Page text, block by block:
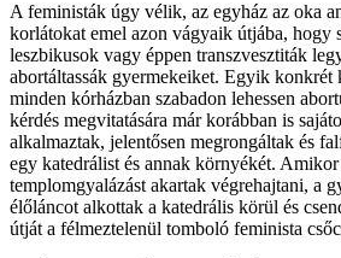
A feministák úgy vélik, az egyház az oka
korlátokat emel azon vágyaik útjába, hogy
leszbikusok vagy éppen transzvesztiták
abortáltassák gyermekeiket. Egyik konkrét
minden kórházban szabadon lehessen
kérdés megvitatására már korábban is
alkalmaztak, jelentősen megrongáltak és
egy katedrálist és annak környékét.
templomgyalázást akartak végrehajtani, a
élőláncot alkottak a katedrális körül és
útját a félmeztelenül tomboló feminista